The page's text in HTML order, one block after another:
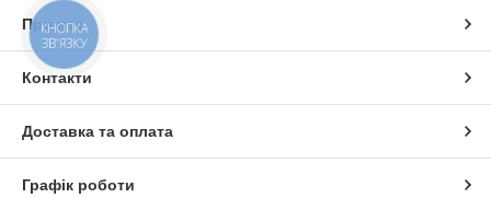
Про нас
Контакти
Доставка та оплата
Графік роботи
КНОПКА
ЗВ'ЯЗКУ